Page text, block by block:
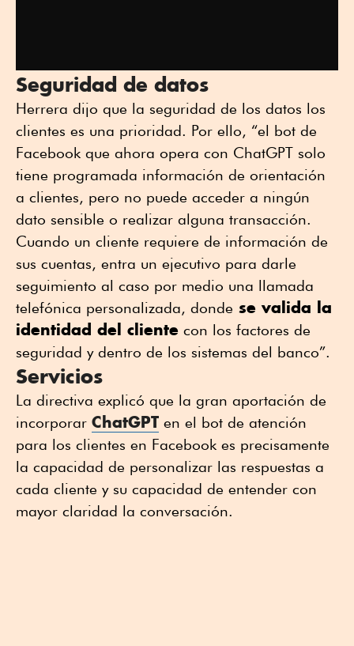
Seguridad de datos
Herrera dijo que la seguridad de los datos los
clientes es una prioridad. Por ello, “el bot de
Facebook que ahora opera con ChatGPT solo
tiene programada información de orientación
a clientes, pero no puede acceder a ningún
dato sensible o realizar alguna transacción.
Cuando un cliente requiere de información de
sus cuentas, entra un ejecutivo para darle
seguimiento al caso por medio una llamada
telefónica personalizada, donde se valida la
identidad del cliente con los factores de
seguridad y dentro de los sistemas del banco”.
Servicios
La directiva explicó que la gran aportación de
incorporar ChatGPT en el bot de atención
para los clientes en Facebook es precisamente
la capacidad de personalizar las respuestas a
cada cliente y su capacidad de entender con
mayor claridad la conversación.